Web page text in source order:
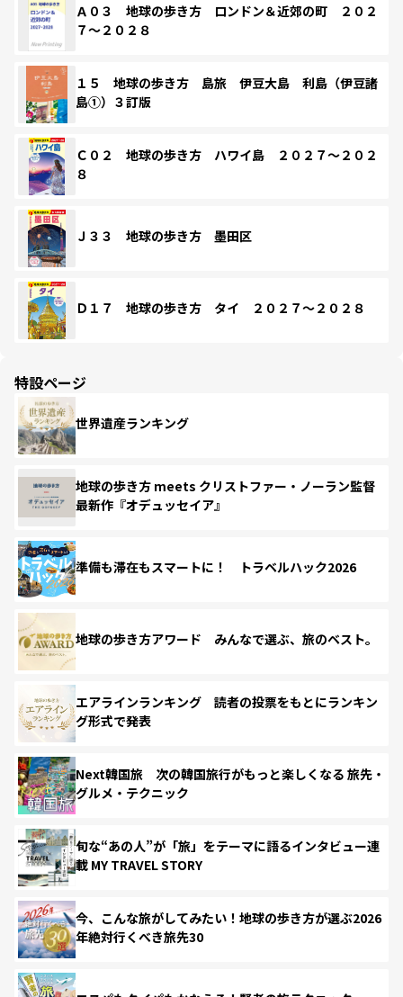
Ａ０３ 地球の歩き方 ロンドン＆近郊の町 ２０２
７～２０２８
１５ 地球の歩き方 島旅 伊豆大島 利島（伊豆諸
島①）３訂版
Ｃ０２ 地球の歩き方 ハワイ島 ２０２７～２０２
８
Ｊ３３ 地球の歩き方 墨田区
Ｄ１７ 地球の歩き方 タイ ２０２７～２０２８
特設ページ
世界遺産ランキング
地球の歩き方 meets クリストファー・ノーラン監督
最新作『オデュッセイア』
準備も滞在もスマートに！ トラベルハック2026
地球の歩き方アワード みんなで選ぶ、旅のベスト。
エアラインランキング 読者の投票をもとにランキン
グ形式で発表
Next韓国旅 次の韓国旅行がもっと楽しくなる 旅先・
グルメ・テクニック
旬な“あの人”が「旅」をテーマに語るインタビュー連
載 MY TRAVEL STORY
今、こんな旅がしてみたい！地球の歩き方が選ぶ2026
年絶対行くべき旅先30